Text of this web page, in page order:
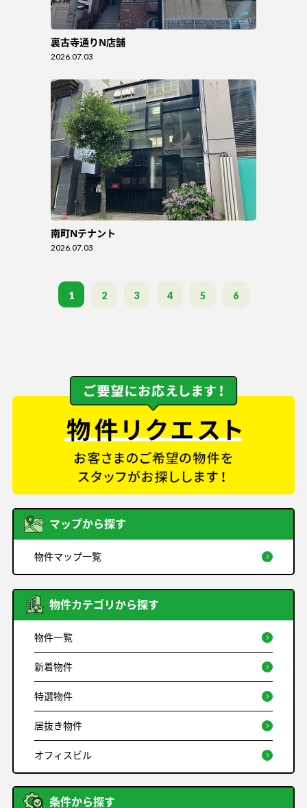
裏古寺通りN店舗
2026.07.03
南町Nテナント
2026.07.03
1 2 3 4 5 6
マップから探す
物件マップ一覧
物件カテゴリから探す
物件一覧
新着物件
特選物件
居抜き物件
オフィスビル
条件から探す